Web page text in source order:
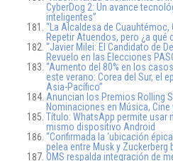
CyberDog 2: Un avance
inteligentes”
“La Alcaldesa de Cuauhtémoc,
Repetir Atuendos, pero ¿a qué
“Javier Milei: El Candidato de
Revuelo en las Elecciones
“Aumento del 80% en los
este verano: Corea del Sur, el
Asia-Pacífico”
Anuncian los Premios Rolling
Nominaciones en Música, Cine
Título: WhatsApp permite usar
mismo dispositivo Android
“Confirmada la ‘ubicación
pelea entre Musk y Zuckerberg
OMS respalda integración de